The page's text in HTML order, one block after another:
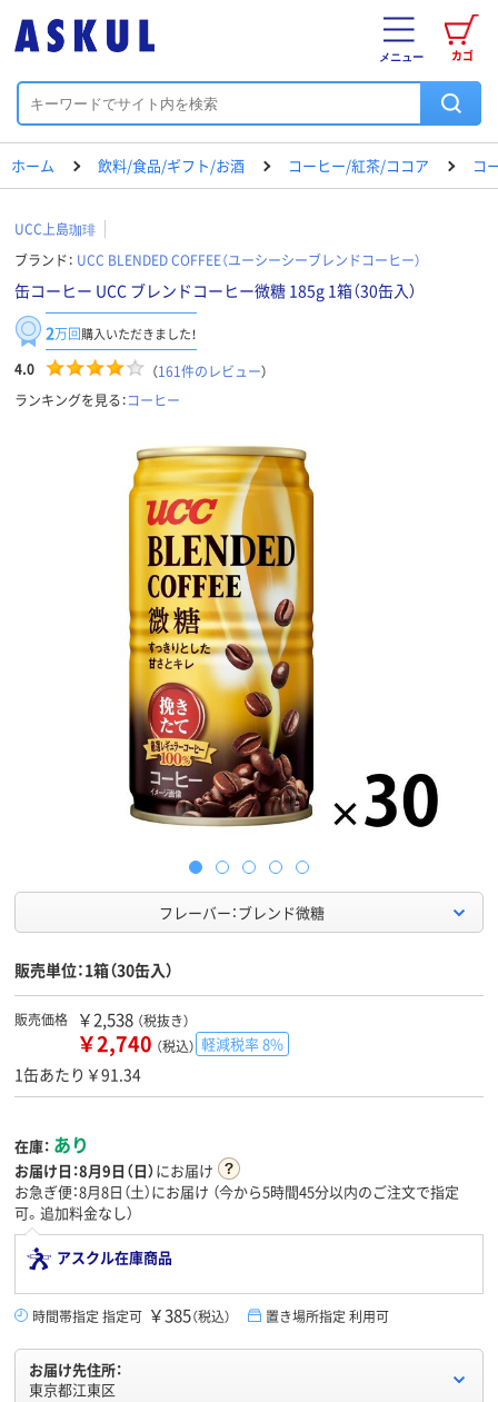
カゴ
メニュー
ホーム 飲料/食品/ギフト/お酒 コーヒー/紅茶/ココア コ
UCC上島珈琲
ブランド： UCC BLENDED COFFEE（ユーシーシーブレンドコーヒー）
缶コーヒー UCC ブレンドコーヒー微糖 185g 1箱（30缶入）
2万回購入いただきました！
4.0 （161件のレビュー）
ランキングを見る：コーヒー
フレーバー：ブレンド微糖
販売単位：1箱（30缶入）
販売価格 ￥2,538 （税抜き）
￥2,740 （税込） 軽減税率 8%
1缶あたり￥91.34
在庫： あり
お届け日：8月9日（日）にお届け
お急ぎ便：8月8日（土）にお届け （今から5時間45分以内のご注文で指定
可。追加料金なし）
アスクル在庫商品
時間帯指定 指定可 ￥385（税込） 置き場所指定 利用可
お届け先住所：
東京都江東区